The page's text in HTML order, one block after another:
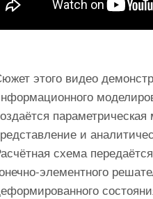
этого видео
и
схема
элементного